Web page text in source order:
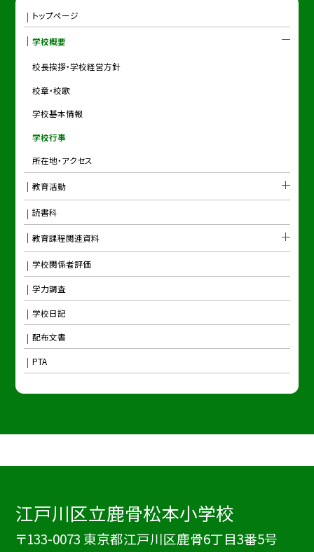
トップページ
学校概要
校長挨拶・学校経営方針
校章・校歌
学校基本情報
学校行事
所在地・アクセス
教育活動
読書科
教育課程関連資料
学校関係者評価
学力調査
学校日記
配布文書
PTA
江戸川区立鹿骨松本小学校
〒133-0073 東京都江戸川区鹿骨6丁目3番5号